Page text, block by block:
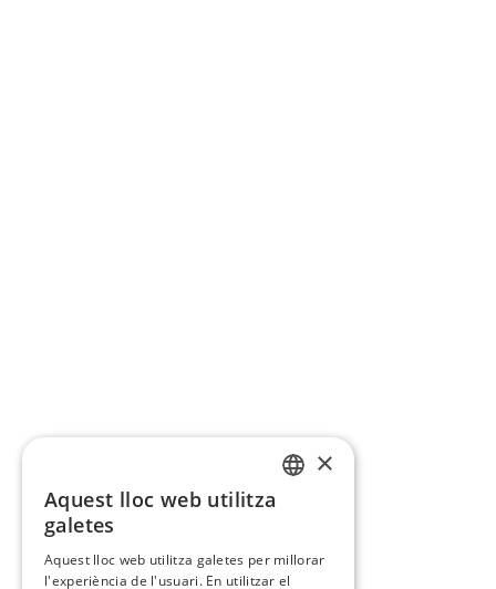
×
Aquest lloc web utilitza
galetes
Aquest lloc web utilitza galetes per millorar
l'experiència de l'usuari. En utilitzar el